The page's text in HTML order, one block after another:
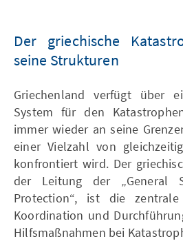
Der griechische
seine Strukturen
Griechenland verfügt über
System für den
immer wieder an seine
einer Vielzahl von
konfrontiert wird. Der
der Leitung der „General
Protection“, ist die
Koordination und
Hilfsmaßnahmen bei